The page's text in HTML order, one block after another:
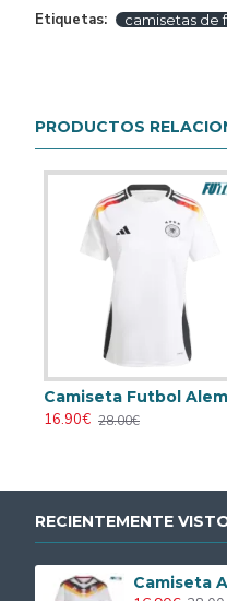
Etiquetas: camisetas de
PRODUCTOS
16.90€ 28.00€
RECIENTEMENTE